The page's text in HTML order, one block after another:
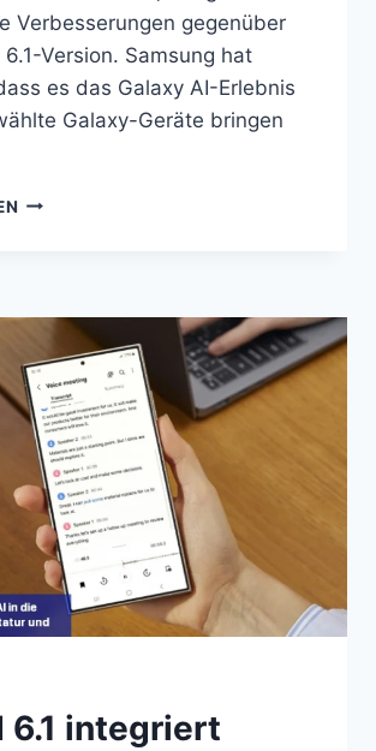
Verbesserungen gegenüber
6.1-Version. Samsung hat
es das Galaxy AI-Erlebnis
Galaxy-Geräte bringen
SAMSUNG
MIT
GALAXY
S24-
SERIE
VOR
6.1 integriert